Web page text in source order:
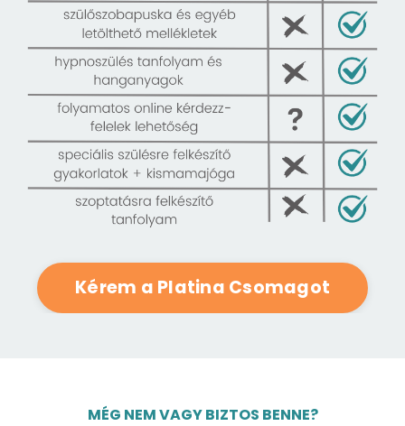
Kérem a Platina Csomagot
MÉG NEM VAGY BIZTOS BENNE?